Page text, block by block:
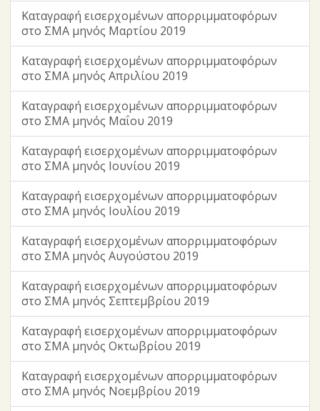
Καταγραφή εισερχομένων απορριμματοφόρων
στο ΣΜΑ μηνός Μαρτίου 2019
Καταγραφή εισερχομένων απορριμματοφόρων
στο ΣΜΑ μηνός Απριλίου 2019
Καταγραφή εισερχομένων απορριμματοφόρων
στο ΣΜΑ μηνός Μαΐου 2019
Καταγραφή εισερχομένων απορριμματοφόρων
στο ΣΜΑ μηνός Ιουνίου 2019
Καταγραφή εισερχομένων απορριμματοφόρων
στο ΣΜΑ μηνός Ιουλίου 2019
Καταγραφή εισερχομένων απορριμματοφόρων
στο ΣΜΑ μηνός Αυγούστου 2019
Καταγραφή εισερχομένων απορριμματοφόρων
στο ΣΜΑ μηνός Σεπτεμβρίου 2019
Καταγραφή εισερχομένων απορριμματοφόρων
στο ΣΜΑ μηνός Οκτωβρίου 2019
Καταγραφή εισερχομένων απορριμματοφόρων
στο ΣΜΑ μηνός Νοεμβρίου 2019